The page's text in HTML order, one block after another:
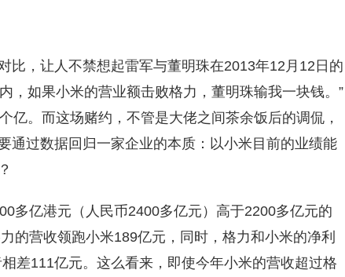
比，让人不禁想起雷军与董明珠在2013年12月12日的
，如果小米的营业额击败格力，董明珠输我一块钱。”
亿。而这场赌约，不管是大佬之间茶余饭后的调侃，
通过数据回归一家企业的本质：以小米目前的业绩能
多亿港元（人民币2400多亿元）高于2200多亿元的
的营收领跑小米189亿元，同时，格力和小米的净利
差111亿元。这么看来，即使今年小米的营收超过格